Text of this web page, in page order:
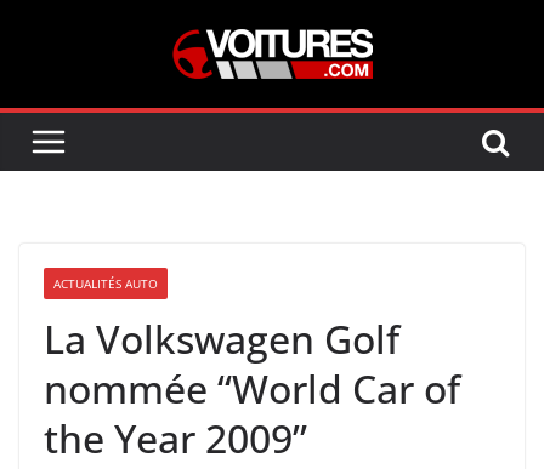
ACTUALITÉS AUTO
La Volkswagen Golf
nommée “World Car of
the Year 2009”